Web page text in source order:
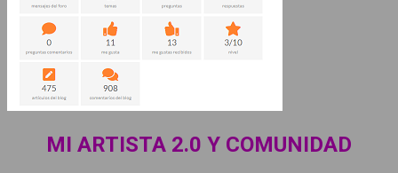
MI ARTISTA 2.0 Y COMUNIDAD